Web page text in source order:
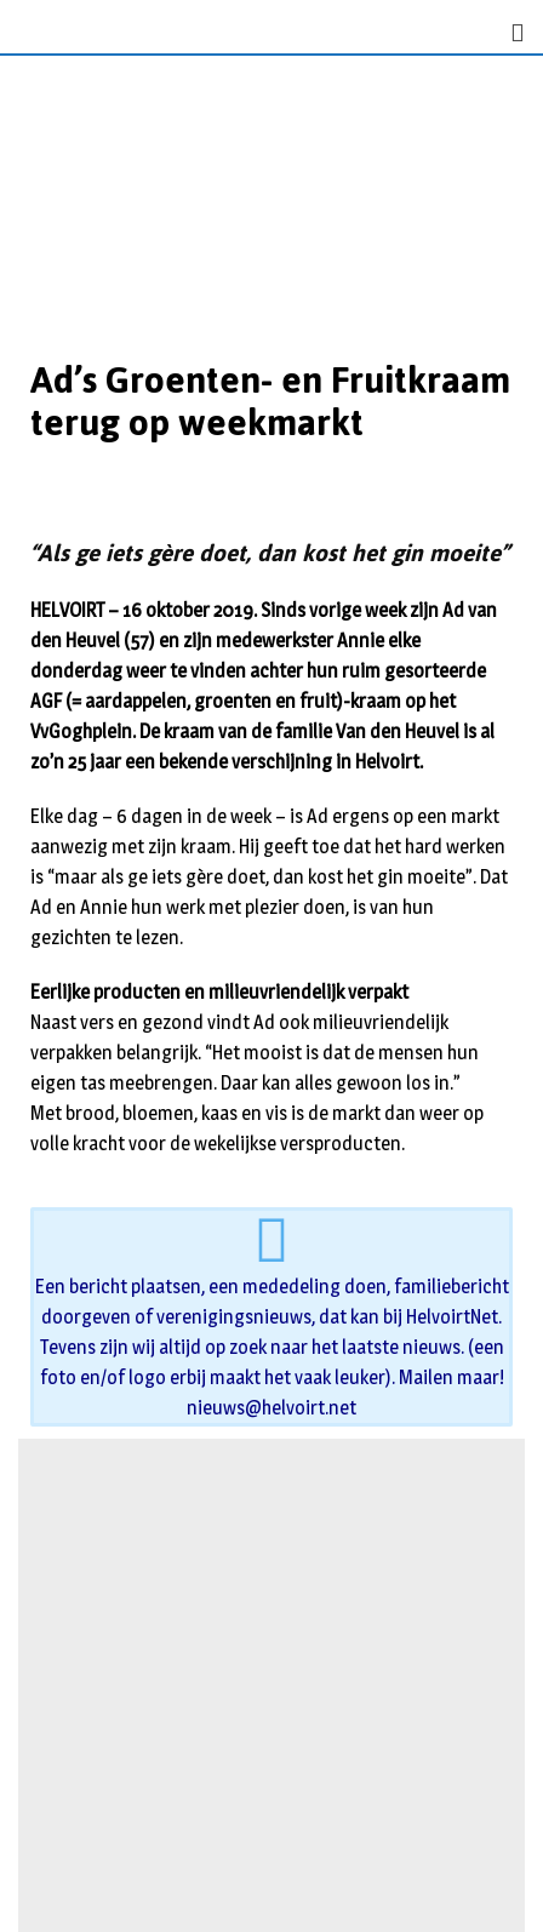
Ad’s Groenten- en Fruitkraam
terug op weekmarkt
“Als ge iets gère doet, dan kost het gin moeite”
HELVOIRT – 16 oktober 2019. Sinds vorige week zijn Ad van
den Heuvel (57) en zijn medewerkster Annie elke
donderdag weer te vinden achter hun ruim gesorteerde
AGF (= aardappelen, groenten en fruit)-kraam op het
VvGoghplein. De kraam van de familie Van den Heuvel is al
zo’n 25 jaar een bekende verschijning in Helvoirt.
Elke dag – 6 dagen in de week – is Ad ergens op een markt
aanwezig met zijn kraam. Hij geeft toe dat het hard werken
is “maar als ge iets gère doet, dan kost het gin moeite”. Dat
Ad en Annie hun werk met plezier doen, is van hun
gezichten te lezen.
Eerlijke producten en milieuvriendelijk verpakt
Naast vers en gezond vindt Ad ook milieuvriendelijk
verpakken belangrijk. “Het mooist is dat de mensen hun
eigen tas meebrengen. Daar kan alles gewoon los in.”
Met brood, bloemen, kaas en vis is de markt dan weer op
volle kracht voor de wekelijkse versproducten.
Een bericht plaatsen, een mededeling doen, familiebericht
doorgeven of verenigingsnieuws, dat kan bij HelvoirtNet.
Tevens zijn wij altijd op zoek naar het laatste nieuws. (een
foto en/of logo erbij maakt het vaak leuker). Mailen maar!
nieuws@helvoirt.net